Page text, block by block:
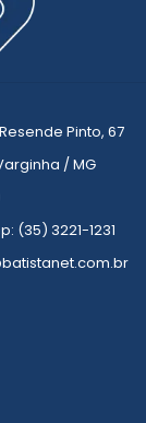
Pinto, 67
/ MG
(35) 3221-1231